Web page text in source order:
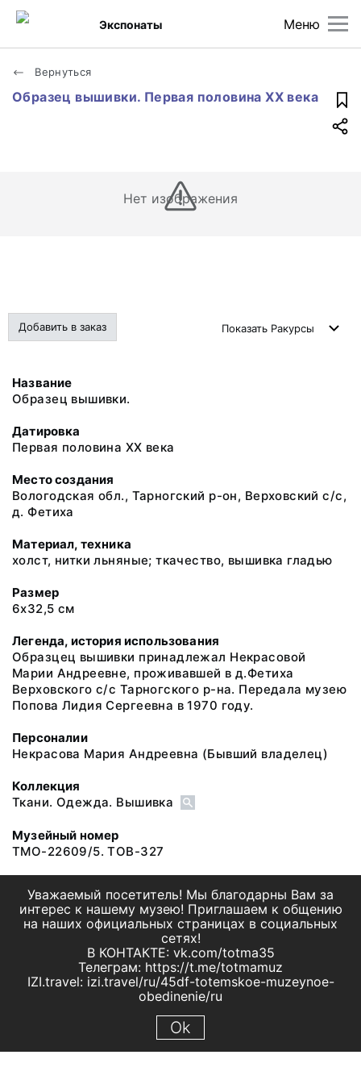
Меню
Экспонаты
Вернуться
Образец вышивки. Первая половина XX века
Нет изображения
Добавить в заказ Показать Ракурсы
Название
Образец вышивки.
Датировка
Первая половина XX века
Место создания
Вологодская обл., Тарногский р-он, Верховский с/с,
д. Фетиха
Материал, техника
холст, нитки льняные; ткачество, вышивка гладью
Размер
6х32,5 см
Легенда, история использования
Образцец вышивки принадлежал Некрасовой
Марии Андреевне, проживавшей в д.Фетиха
Верховского с/с Тарногского р-на. Передала музею
Попова Лидия Сергеевна в 1970 году.
Персоналии
Некрасова Мария Андреевна (Бывший владелец)
Коллекция
Ткани. Одежда. Вышивка
Музейный номер
ТМО-22609/5. ТОВ-327
Уважаемый посетитель! Мы благодарны Вам за
интерес к нашему музею! Приглашаем к общению
на наших официальных страницах в социальных
сетях!
В КОНТАКТЕ: vk.com/totma35
Телеграм: https://t.me/totmamuz
IZI.travel: izi.travel/ru/45df-totemskoe-muzeynoe-
obedinenie/ru
Ok